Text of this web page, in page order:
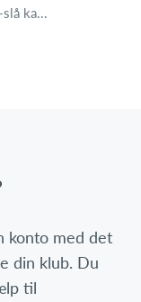
ka...
konto med det
din klub. Du
til